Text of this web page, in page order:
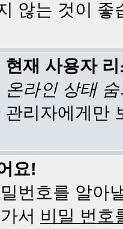
않는 것이 좋
재 사용자
온라인 상태
리자에게만
요!
번호를 알아
서 비밀 번호